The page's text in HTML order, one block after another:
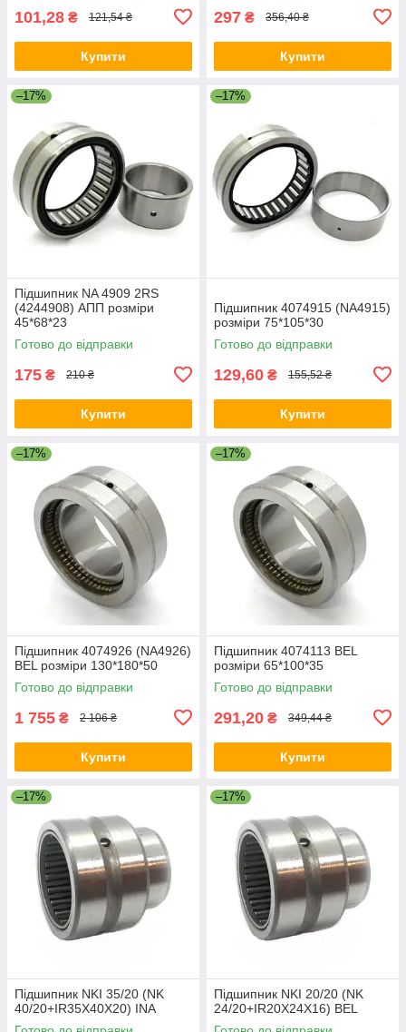
101,28 ₴ 121,54 ₴
Купити
297 ₴ 356,40 ₴
Купити
–17%
Підшипник NA 4909 2RS
(4244908) АПП розміри
45*68*23
Готово до відправки
175 ₴ 210 ₴
Купити
–17%
Підшипник 4074915 (NA4915)
розміри 75*105*30
Готово до відправки
129,60 ₴ 155,52 ₴
Купити
–17%
Підшипник 4074926 (NA4926)
BEL розміри 130*180*50
Готово до відправки
1 755 ₴ 2 106 ₴
Купити
–17%
Підшипник 4074113 BEL
розміри 65*100*35
Готово до відправки
291,20 ₴ 349,44 ₴
Купити
–17%
Підшипник NKI 35/20 (NK
40/20+IR35X40X20) INA
–17%
Підшипник NKI 20/20 (NK
24/20+IR20X24X16) BEL